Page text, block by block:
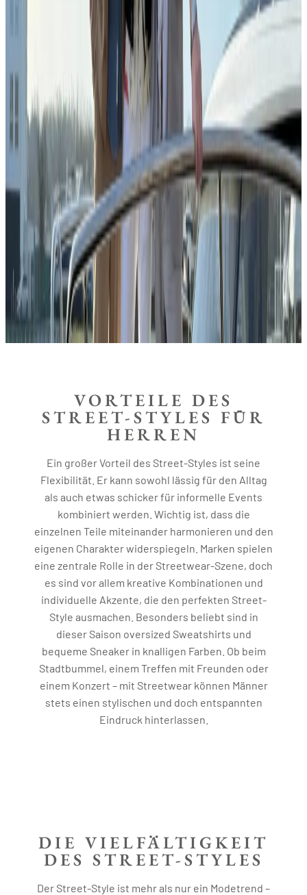
VORTEILE DES
STREET-STYLES FÜR
HERREN
Ein großer Vorteil des Street-Styles ist seine
Flexibilität. Er kann sowohl lässig für den Alltag
als auch etwas schicker für informelle Events
kombiniert werden. Wichtig ist, dass die
einzelnen Teile miteinander harmonieren und den
eigenen Charakter widerspiegeln. Marken spielen
eine zentrale Rolle in der Streetwear-Szene, doch
es sind vor allem kreative Kombinationen und
individuelle Akzente, die den perfekten Street-
Style ausmachen. Besonders beliebt sind in
dieser Saison oversized Sweatshirts und
bequeme Sneaker in knalligen Farben. Ob beim
Stadtbummel, einem Treffen mit Freunden oder
einem Konzert – mit Streetwear können Männer
stets einen stylischen und doch entspannten
Eindruck hinterlassen.
DIE VIELFÄLTIGKEIT
DES STREET-STYLES
Der Street-Style ist mehr als nur ein Modetrend –